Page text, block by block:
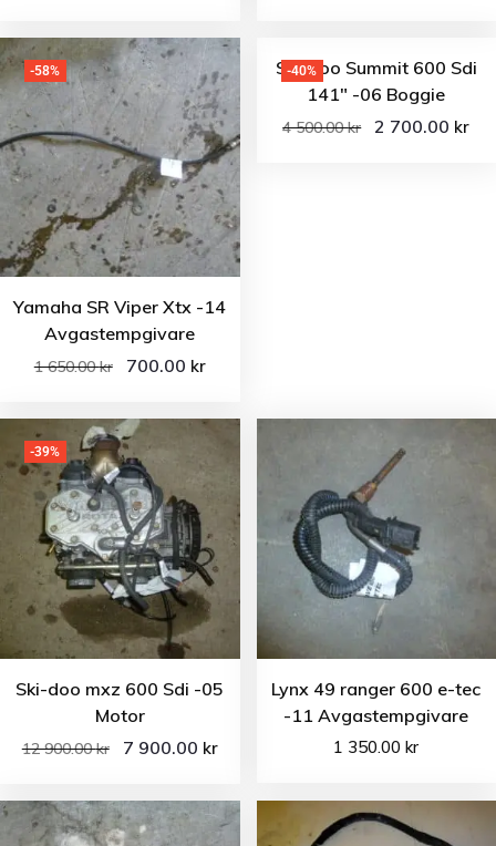
-58%
Yamaha SR Viper Xtx -14
Avgastempgivare
1 650.00kr 700.00 kr
-40%
Ski-doo Summit 600 Sdi
141″ -06 Boggie
4 500.00kr 2 700.00 kr
-39%
Ski-doo mxz 600 Sdi -05
Motor
12 900.00kr 7 900.00 kr
Lynx 49 ranger 600 e-tec
-11 Avgastempgivare
1 350.00kr